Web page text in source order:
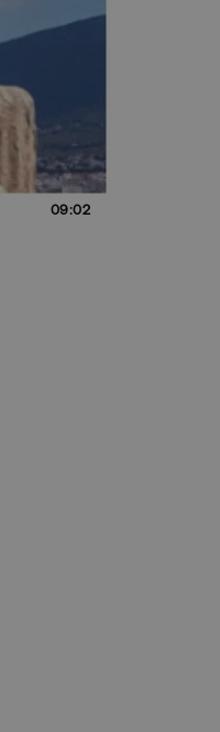
09:02